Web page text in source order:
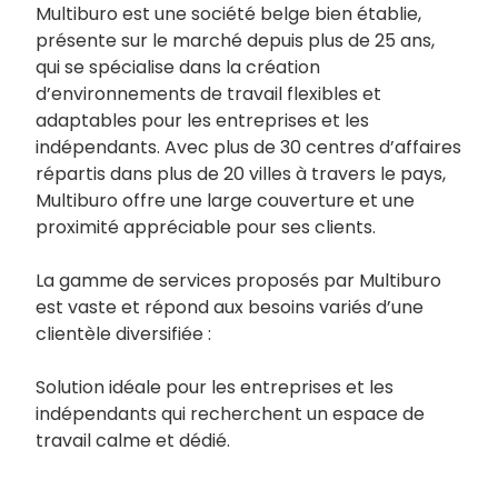
Multiburo est une société belge bien établie,
présente sur le marché depuis plus de 25 ans,
qui se spécialise dans la création
d’environnements de travail flexibles et
adaptables pour les entreprises et les
indépendants. Avec plus de 30 centres d’affaires
répartis dans plus de 20 villes à travers le pays,
Multiburo offre une large couverture et une
proximité appréciable pour ses clients.
La gamme de services proposés par Multiburo
est vaste et répond aux besoins variés d’une
clientèle diversifiée :
Solution idéale pour les entreprises et les
indépendants qui recherchent un espace de
travail calme et dédié.